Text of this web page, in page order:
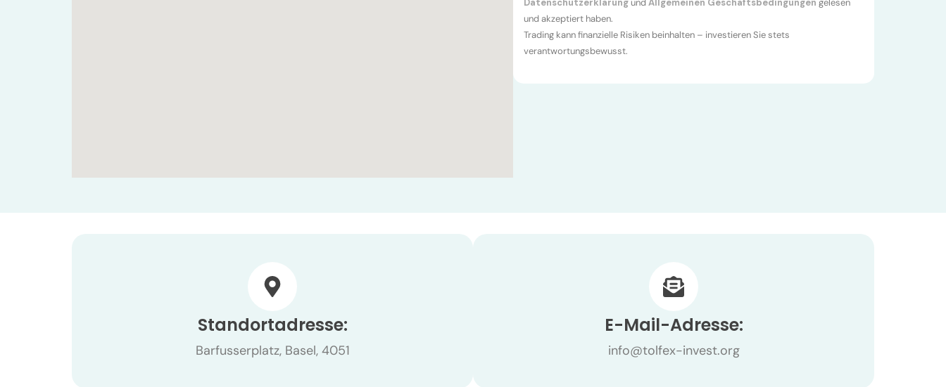
d
S
t
DatenschutzerklärungundAllgemeinen Geschäftsbedingungen gelesen
und akzeptiert haben.
Trading kann finanzielle Risiken beinhalten – investieren Sie stets
verantwortungsbewusst.
Standortadresse:
Barfusserplatz, Basel, 4051
E-Mail-Adresse:
info@tolfex-invest.org